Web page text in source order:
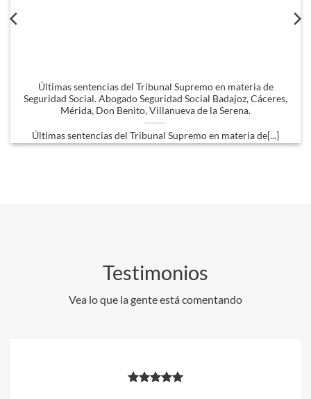
Últimas sentencias del Tribunal Supremo en materia de
Seguridad Social. Abogado Seguridad Social Badajoz, Cáceres,
Mérida, Don Benito, Villanueva de la Serena.
Últimas sentencias del Tribunal Supremo en materia de[...]
Testimonios
Vea lo que la gente está comentando